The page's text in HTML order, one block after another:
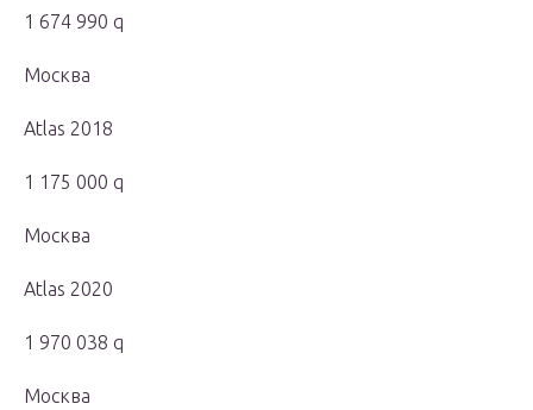
1 674 990 q
Москва
Atlas 2018
1 175 000 q
Москва
Atlas 2020
1 970 038 q
Москва